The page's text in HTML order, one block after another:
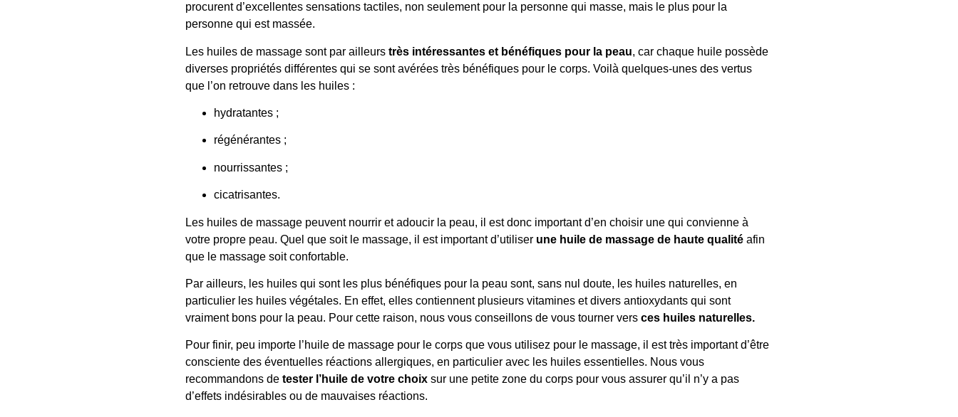
procurent d’excellentes sensations tactiles, non seulement pour la personne qui masse, mais le plus pour la
personne qui est massée.
Les huiles de massage sont par ailleurs très intéressantes et bénéfiques pour la peau, car chaque huile possède
diverses propriétés différentes qui se sont avérées très bénéfiques pour le corps. Voilà quelques-unes des vertus
que l’on retrouve dans les huiles :
hydratantes ;
régénérantes ;
nourrissantes ;
cicatrisantes.
Les huiles de massage peuvent nourrir et adoucir la peau, il est donc important d’en choisir une qui convienne à
votre propre peau. Quel que soit le massage, il est important d’utiliserune huile de massage de haute qualité afin
que le massage soit confortable.
Par ailleurs, les huiles qui sont les plus bénéfiques pour la peau sont, sans nul doute, les huiles naturelles, en
particulier les huiles végétales. En effet, elles contiennent plusieurs vitamines et divers antioxydants qui sont
vraiment bons pour la peau. Pour cette raison, nous vous conseillons de vous tourner versces huiles naturelles.
Pour finir, peu importe l’huile de massage pour le corps que vous utilisez pour le massage, il est très important d’être
consciente des éventuelles réactions allergiques, en particulier avec les huiles essentielles. Nous vous
recommandons de tester l’huile de votre choixsur une petite zone du corps pour vous assurer qu’il n’y a pas
d’effets indésirables ou de mauvaises réactions.